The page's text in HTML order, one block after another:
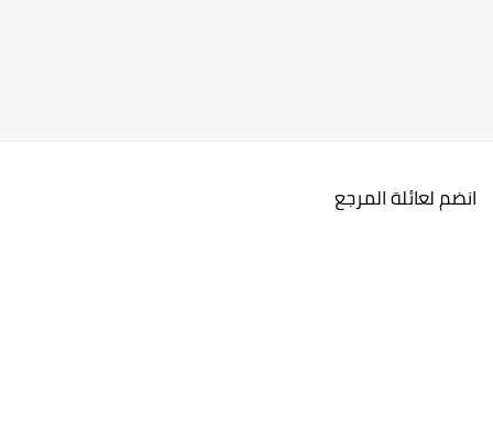
انضم لعائلة المرجع